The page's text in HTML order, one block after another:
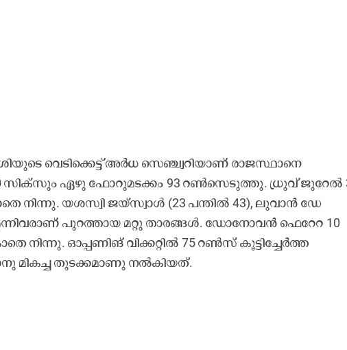
വെടിക്കെട്ട് അർധ സെഞ്ച്വറിയാണ് രാജസ്ഥാനെ
10 സിക്സും ഏഴു ഫോറുമടക്കം 93 റൺസെടുത്തു. ധ്രുവ് ജുറേൽ
നിന്നു. യശസ്വി ജയ്സ്വാൾ (23 പന്തിൽ 43), ലുവാൻ ഡേ
പുറത്തായ മറ്റു താരങ്ങൾ. ഡോനോവൻ ഫെറേറ 10
നിന്നു. ഓപ്പണിങ് വിക്കറ്റിൽ 75 റൺസ് കൂട്ടിച്ചേർത്ത
മികച്ച തുടക്കമാണു നൽകിയത്.